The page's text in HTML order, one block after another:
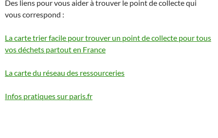
Des liens pour vous aider à trouver le point de collecte qui
vous correspond :
La carte trier facile pour trouver un point de collecte pour tous
vos déchets partout en France
La carte du réseau des ressourceries
Infos pratiques sur paris.fr